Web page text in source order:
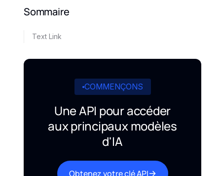
Sommaire
Text Link
COMMENÇONS
Une API pour accéder
aux principaux modèles
d'IA
Obtenez votre clé API